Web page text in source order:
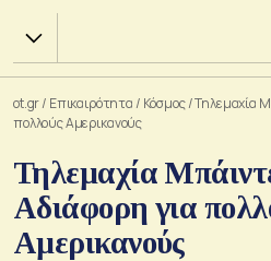
Χ.Α.
ot.gr/ Επικαιρότητα / Κόσμος/Τηλεμαχία
πολλούς Αμερικανούς
Τηλεμαχία
Αδιάφορη για
Αμερικανούς